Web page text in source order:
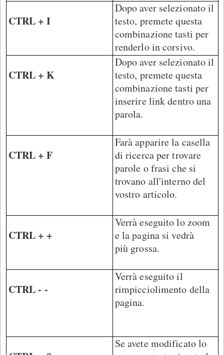
CTRL + I
Dopo aver selezionato il
testo, premete questa
combinazione tasti per
renderlo in corsivo.
CTRL + K
Dopo aver selezionato il
testo, premete questa
combinazione tasti per
inserire link dentro una
parola.
CTRL + F
Farà apparire la casella
di ricerca per trovare
parole o frasi che si
trovano all'interno del
vostro articolo.
CTRL + +
Verrà eseguito lo zoom
e la pagina si vedrà
più grossa.
CTRL - -
Verrà eseguito il
rimpicciolimento della
pagina.
Se avete modificato lo